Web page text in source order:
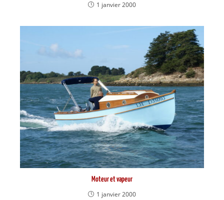
1 janvier 2000
Moteur et vapeur
1 janvier 2000